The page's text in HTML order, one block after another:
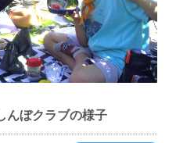
ぼクラブの様子